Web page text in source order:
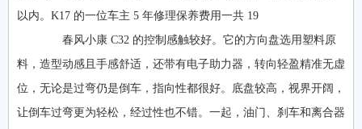
以内。K17 的一位车主 5 年修理保养费用一共 19
春风小康 C32 的控制感触较好。它的方向盘选用塑料原
料，造型动感且手感舒适，还带有电子助力器，转向轻盈精准无虚
位，无论是过弯仍是倒车，指向性都很好。底盘较高，视界开阔，
让倒车过弯更为轻松，经过性也不错。一起，油门、刹车和离合器